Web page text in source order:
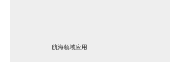
航海领域应用